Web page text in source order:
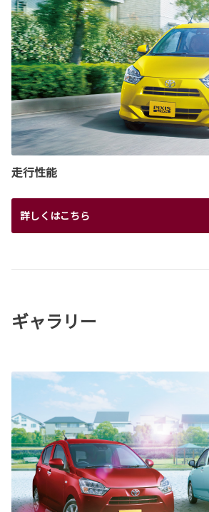
走行性能
詳しくはこちら
ギャラリー